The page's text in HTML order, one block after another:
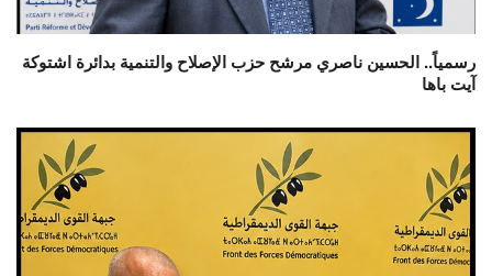
رسمياً.. الحسين ناصري مرشح حزب الإصلاح والتنمية بدائرة اشتوكة
آيت باها